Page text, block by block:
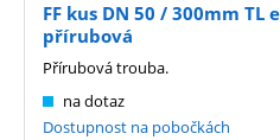
FF kus DN 50 / 300mm TL
přírubová
na dotaz
Dostupnost na pobočkách
Přírubová trouba.